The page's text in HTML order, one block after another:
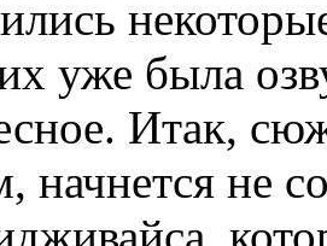
уже была
Итак,
начнется не